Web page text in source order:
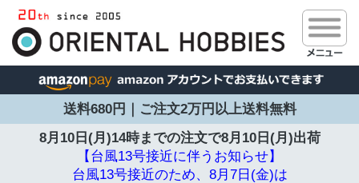
送料680円｜ご注文2万円以上送料無料
8月10日(月)14時までの注文で8月10日(月)出荷
【台風13号接近に伴うお知らせ】
台風13号接近のため、8月7日(金)は